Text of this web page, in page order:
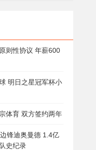
则性协议 年薪600
明日之星冠军杯小
体育 双方签约两年
锋迪奥曼德 1.4亿
史纪录